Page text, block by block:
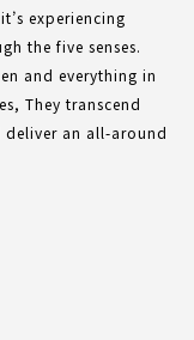
experiencing
the five senses.
and everything in
They transcend
an all-around